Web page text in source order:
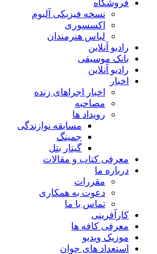
فروشگاه
نسخه فیزیکی آلبوم
اکسسوری
لباس هنرمندان
رادیو آنلاین
بانک موسیقی
رادیو آنلاین
اخبار
اخبار اجراهای زنده
مصاحبه
رویداد ها
مسابقه نوازندگی
جمینگ
گیتار بتل
معرفی کتاب و مقالات
درباره ما
مقررات
دعوت به همکاری
تماس با ما
کارآفرینی
معرفی کافه ها
موزیک ویدیو
استعداد های جوان